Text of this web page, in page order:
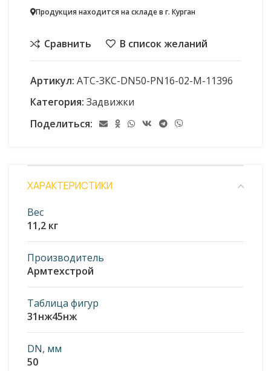
Продукция находится на складе в г. Курган
Сравнить В список желаний
Артикул: АТС-ЗКС-DN50-PN16-02-М-11396
Категория: Задвижки
Поделиться:
ХАРАКТЕРИСТИКИ
Вес
11,2 кг
Производитель
Армтехстрой
Таблица фигур
31нж45нж
DN, мм
50